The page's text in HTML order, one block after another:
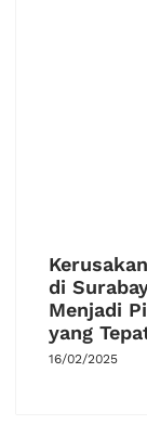
di
Menjadi
yang
16/02/2025